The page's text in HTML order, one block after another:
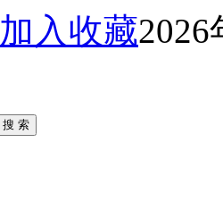
加入收藏
搜 索